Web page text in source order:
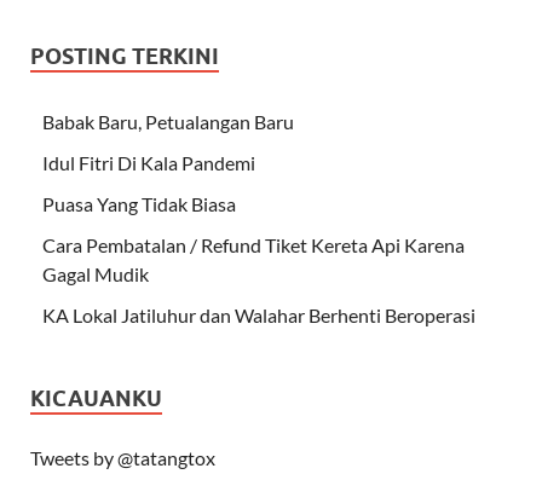
POSTING TERKINI
Babak Baru, Petualangan Baru
Idul Fitri Di Kala Pandemi
Puasa Yang Tidak Biasa
Cara Pembatalan / Refund Tiket Kereta Api Karena
Gagal Mudik
KA Lokal Jatiluhur dan Walahar Berhenti Beroperasi
KICAUANKU
Tweets by @tatangtox